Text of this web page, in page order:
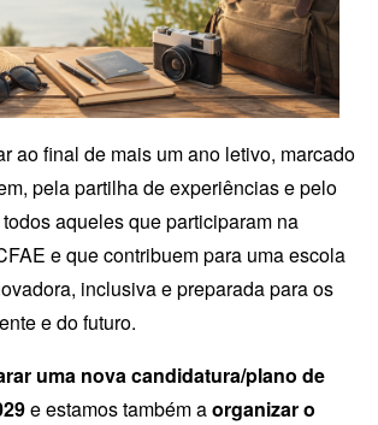
ao final de mais um ano letivo, marcado
pela partilha de experiências e pelo
aqueles que participaram na
e que contribuem para uma escola
inclusiva e preparada para os
e do futuro.
uma nova candidatura/plano de
e estamos também aorganizar o